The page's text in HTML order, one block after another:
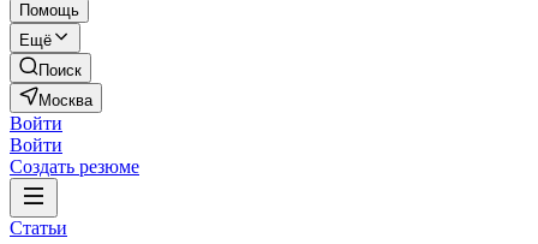
Помощь
Ещё
Поиск
Москва
Войти
Войти
Создать резюме
Статьи